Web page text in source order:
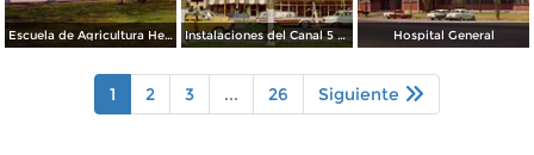
Escuela de Agricultura Hermanos Escobar Instalaciones del Canal 5 XEJ TV Hospital General
1 2 3 ... 26 Siguiente